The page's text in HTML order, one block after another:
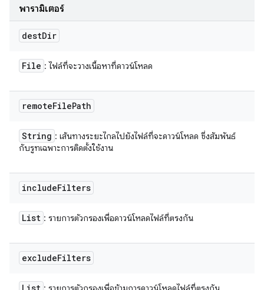
พารามิเตอร์
destDir
File : ไฟล์ที่จะวางเนื้อหาที่ดาวน์โหลด
remoteFilePath
String : เส้นทางระยะไกลไปยังไฟล์ที่จะดาวน์โหลด ซึ่งสัมพันธ์
กับรูทเฉพาะการติดตั้งใช้งาน
includeFilters
List : รายการตัวกรองเพื่อดาวน์โหลดไฟล์ที่ตรงกัน
excludeFilters